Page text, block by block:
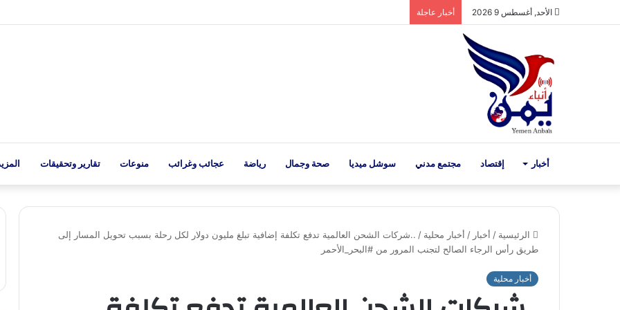
الأحد, أغسطس 9 2026 أخبار عاجلة
أخبار إقتصاد مجتمع مدني سوشل ميديا صحة وجمال رياضة عجائب وغرائب منوعات تقارير وتحقيقات
الرئيسية / أخبار / أخبار محلية / ..شركات الشحن العالمية تدفع تكلفة إضافية تبلغ مليون دولار لكل رحلة بسبب تحويل المسار إلى
طريق رأس الرجاء الصالح لتجنب المرور من #البحر_الأحمر
أخبار محلية